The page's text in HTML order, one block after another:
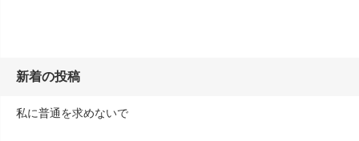
新着の投稿
私に普通を求めないで